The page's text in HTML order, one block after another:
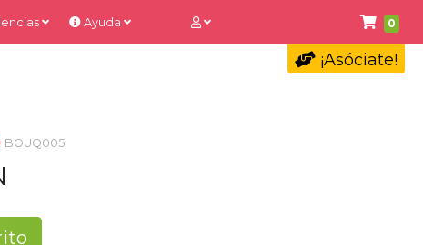
0
Ayuda
¡Asóciate!
BOUQ005